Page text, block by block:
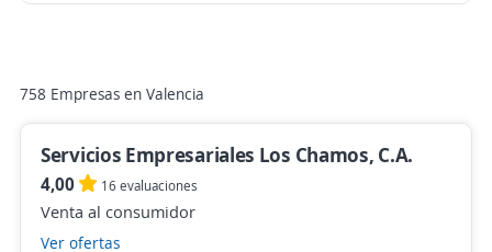
758 Empresas en Valencia
Servicios Empresariales Los Chamos, C.A.
4,00 16 evaluaciones
Venta al consumidor
Ver ofertas